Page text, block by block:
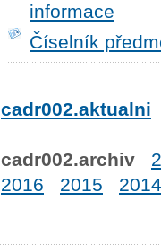
informace
Číselník
cadr002.aktualni
cadr002.archiv
2016
2015 2014